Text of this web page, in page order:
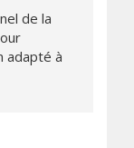
de la
adapté à